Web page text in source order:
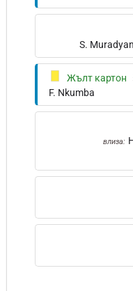
S. Muradyan
Жълт картон
F. Nkumba
влиза: